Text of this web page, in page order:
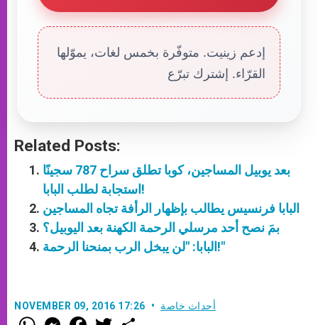
إدعم زينيت. متوفّرة بخمس لغات، يموّلها
القرّاء. إشترك تبرّع
Related Posts:
بعد يوبيل المساجين، كوبا تطلق سراح 787 سجينًا
استجابة لطلب البابا!
البابا فرنسيس يطالب بإظهار الرأفة تجاه المساجين
بمَ نصح أحد مرسلي الرحمة الكهنة بعد اليوبيل؟
البابا: "لن يبخل الرب بمنحنا الرحمة!"
NOVEMBER 09, 2016 17:26 أحداث خاصة
W M F